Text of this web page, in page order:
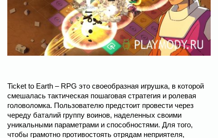
Ticket to Earth – RPG это своеобразная игрушка, в которой
смешалась тактическая пошаговая стратегия и ролевая
головоломка. Пользователю предстоит провести через
череду баталий группу воинов, наделенных своими
уникальными параметрами и способностями. Для того,
чтобы грамотно противостоять отрядам неприятеля,